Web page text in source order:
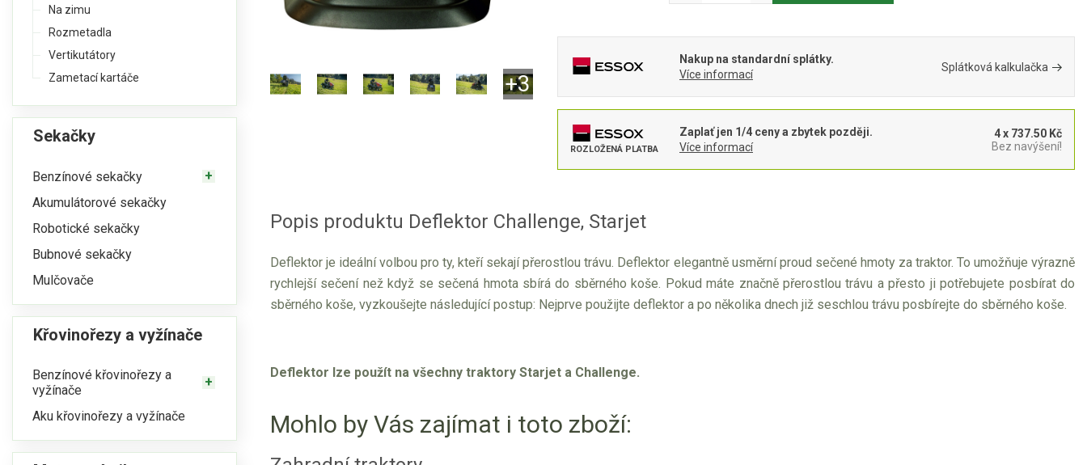
Na zimu
Rozmetadla
Vertikutátory
Zametací kartáče
Sekačky
Benzínové sekačky
Akumulátorové sekačky
Robotické sekačky
Bubnové sekačky
Mulčovače
Křovinořezy a vyžínače
Benzínové křovinořezy a
vyžínače
Aku křovinořezy a vyžínače
Nakup na standardní splátky.
Více informací
Splátková kalkulačka
ROZLOŽENÁ PLATBA
Zaplať jen 1/4 ceny a zbytek později.
Více informací
4 x 737.50 Kč
Bez navýšení!
Popis produktu Deflektor Challenge, Starjet
Deflektor je ideální volbou pro ty, kteří sekají přerostlou trávu. Deflektor elegantně usměrní proud sečené hmoty za traktor. To umožňuje výrazně
rychlejší sečení než když se sečená hmota sbírá do sběrného koše. Pokud máte značně přerostlou trávu a přesto ji potřebujete posbírat do
sběrného koše, vyzkoušejte následující postup: Nejprve použijte deflektor a po několika dnech již seschlou trávu posbírejte do sběrného koše.
Deflektor lze použít na všechny traktory Starjet a Challenge.
Mohlo by Vás zajímat i toto zboží: